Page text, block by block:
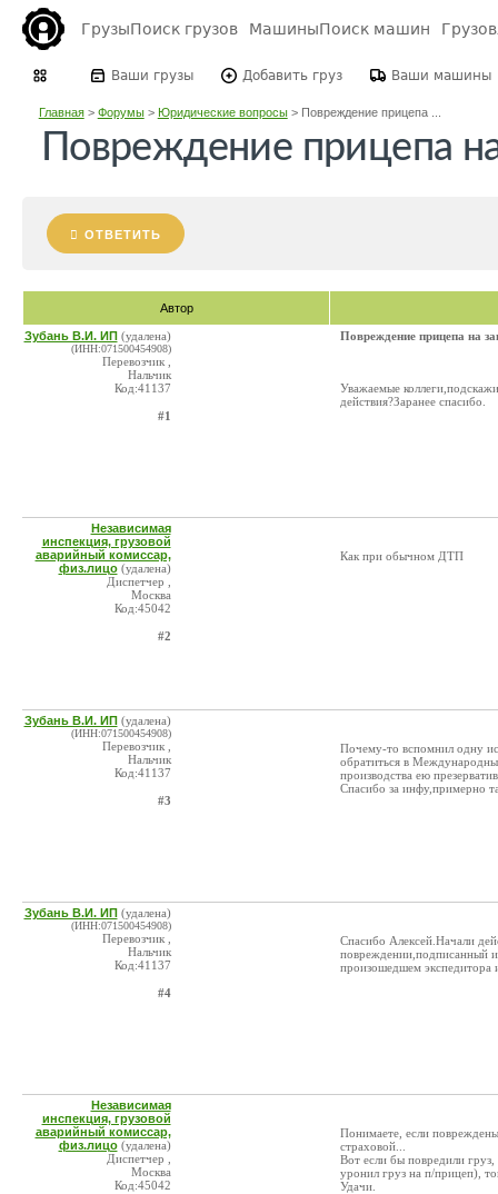
ГрузыПоиск грузов МашиныПоиск машин
Ваши грузы Добавить груз Ваши машины
Главная> Форумы> Юридические вопросы> Повреждение прицепа ...
Повреждение прицепа на
ОТВЕТИТЬ
Автор
Зубань В.И. ИП (удалена)
(ИНН:071500454908)
Перевозчик ,
Нальчик
Код:41137
#1
Повреждение прицепа на
Уважаемые
действия?Заранее спасибо.
Независимая
инспекция, грузовой
аварийный комиссар,
физ.лицо (удалена)
Диспетчер ,
Москва
Код:45042
#2
Как при обычном ДТП
Зубань В.И. ИП (удалена)
(ИНН:071500454908)
Перевозчик ,
Нальчик
Код:41137
#3
Почему-то вспомнил одну
обратиться в
производства ею
Спасибо за инфу,примерно
Зубань В.И. ИП (удалена)
(ИНН:071500454908)
Перевозчик ,
Нальчик
Код:41137
#4
Спасибо Алексей.Начали
повреждении,подписанный и
произошедшем экспедитора
Независимая
инспекция, грузовой
аварийный комиссар,
физ.лицо (удалена)
Диспетчер ,
Москва
Код:45042
Понимаете, если
страховой...
Вот если бы повредили
уронил груз на п/прицеп),
Удачи.